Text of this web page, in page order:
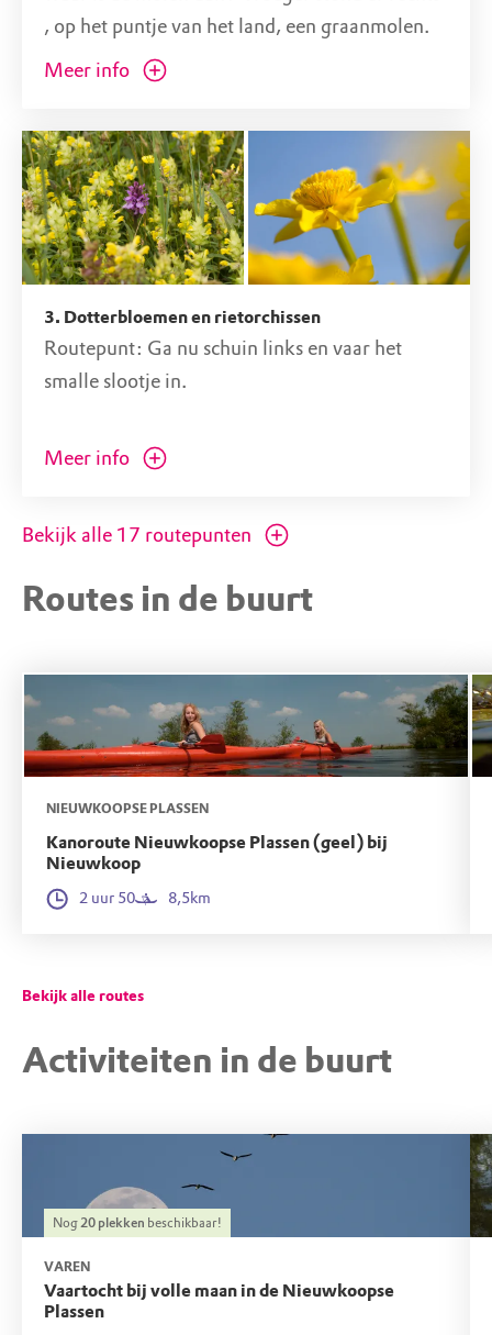
Ga op pad en beleef samen een onvergetelijk
, op het puntje van het land, een graanmolen.
Iedereen moest zijn graan hier laten malen.
zakken graan brengen. Zie jij het al voor je?
Routepunt: Ga nu schuin naar rechts.
Meer info
3. Dotterbloemen en rietorchissen
Routepunt: Ga nu schuin links en vaar het
smalle slootje in.
Aan de rechterkant zie je in het voorjaar de
dotterbloemen bloeien, en in de zomer de
Meer info
Bekijk alle 17 routepunten
Routes in de buurt
NIEUWKOOPSE PLASSEN
Kanoroute Nieuwkoopse Plassen (geel) bij
Nieuwkoop
2 uur 50 8,5km
Bekijk alle routes
Activiteiten in de buurt
Nog20 plekken beschikbaar!
VAREN
Vaartocht bij volle maan in de Nieuwkoopse
Plassen